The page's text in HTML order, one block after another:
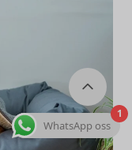
1
WhatsApp oss